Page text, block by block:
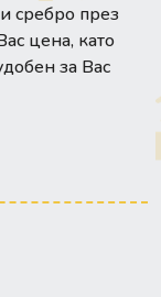
сребро през
цена, като
за Вас